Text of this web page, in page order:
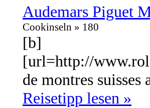
Audemars Piguet
Cookinseln » 180
[b]
[url=http://
de montres
Reisetipp lesen »